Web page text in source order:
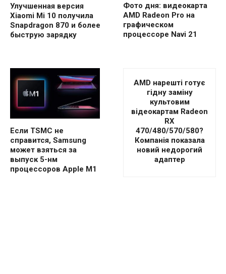
Улучшенная версия
Xiaomi Mi 10 получила
Snapdragon 870 и более
быструю зарядку
Фото дня: видеокарта
AMD Radeon Pro на
графическом
процессоре Navi 21
Если TSMC не
справится, Samsung
может взяться за
выпуск 5-нм
процессоров Apple M1
AMD нарешті готує
гідну заміну
культовим
відеокартам Radeon
RX
470/480/570/580?
Компанія показала
новий недорогий
адаптер